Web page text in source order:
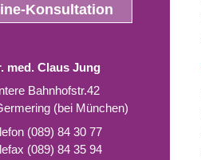
Konsultation
med. Claus Jung
Bahnhofstr.42
(bei München)
(089) 84 30 77
(089) 84 35 94